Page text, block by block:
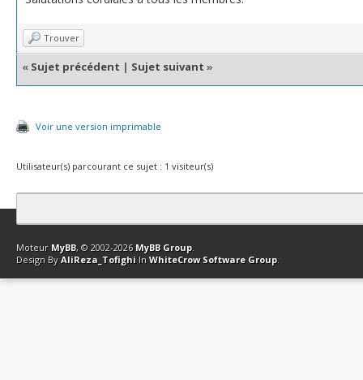
Trouver
« Sujet précédent | Sujet suivant »
Voir une version imprimable
Utilisateur(s) parcourant ce sujet : 1 visiteur(s)
Contact Club Affiliation Retourner en haut Version bas-débit
Moteur MyBB, © 2002-2026 MyBB Group.
Design By AliReza_Tofighi In WhiteCrow Software Group.